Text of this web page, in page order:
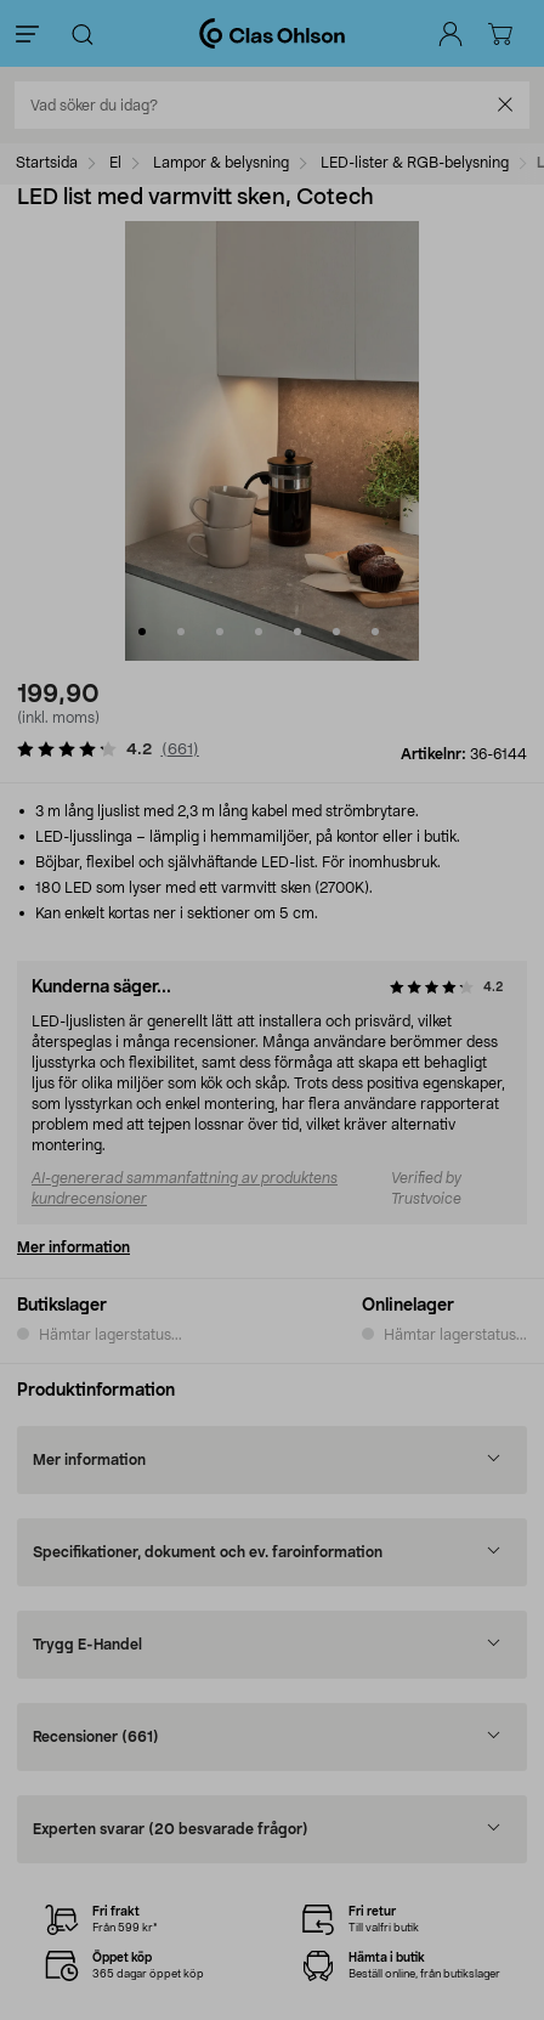
Startsida El Lampor & belysning LED-lister & RGB-belysning
LED list med varmvitt sken, Cotech
199,90
(inkl. moms)
Artikelnr: 36-6144
4.2 (661 )
Butikslager
Hämtar lagerstatus...
Onlinelager
Hämtar lagerstatus...
3 m lång ljuslist med 2,3 m lång kabel med strömbrytare.
LED-ljusslinga – lämplig i hemmamiljöer, på kontor eller i butik.
Böjbar, flexibel och självhäftande LED-list. För inomhusbruk.
180 LED som lyser med ett varmvitt sken (2700K).
Kan enkelt kortas ner i sektioner om 5 cm.
Kunderna säger... 4.2
LED-ljuslisten är generellt lätt att installera och prisvärd, vilket
återspeglas i många recensioner. Många användare berömmer dess
ljusstyrka och flexibilitet, samt dess förmåga att skapa ett behagligt
ljus för olika miljöer som kök och skåp. Trots dess positiva egenskaper,
som lysstyrkan och enkel montering, har flera användare rapporterat
problem med att tejpen lossnar över tid, vilket kräver alternativ
montering.
AI-genererad sammanfattning av produktens
kundrecensioner
Verified by
Trustvoice
Mer information
Produktinformation
Mer information
Specifikationer, dokument och ev. faroinformation
Trygg E-Handel
Recensioner (661)
Experten svarar (20 besvarade frågor)
Fri frakt
Från 599 kr*
Fri retur
Till valfri butik
Öppet köp
365 dagar öppet köp
Hämta i butik
Beställ online, från butikslager